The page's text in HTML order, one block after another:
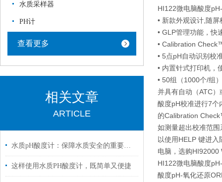
水质采样器
PH计
查看更多
相关文章
ARTICLE
水质pH酸度计：保障水质安全的重要工具
这样使用水质PH酸度计，既简单又便捷
HI122微电脑酸度
• 新款外观设计,随
• GLP管理功能，快
• Calibration
• 5点pH自动识别校
• 内置针式打印机，
• 50组（1000个/组
并具有自动（ATC
酸度pH校准进行7个
的Calibration
如测量超出校准范
以使用HELP 键进
电脑，选购HI92000
HI122微电脑酸度
酸度pH-氧化还原